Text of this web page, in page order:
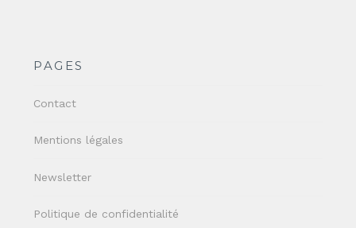
PAGES
Contact
Mentions légales
Newsletter
Politique de confidentialité